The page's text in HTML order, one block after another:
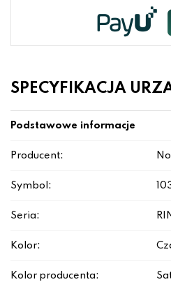
SPECYFIKACJA
Podstawowe informacje
Producent:
Symbol:
Seria:
Kolor:
Kolor producenta: